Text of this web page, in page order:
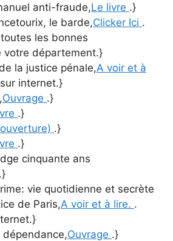
anti-fraude,Le livre .}
le barde,Clicker Ici .
les bonnes
votre département.}
la justice pénale,A voir et à
internet.}
Ouvrage .}
.}
.}
.}
cinquante ans
.}
vie quotidienne et secrète
de Paris,A voir et à lire. .
dépendance,Ouvrage .}